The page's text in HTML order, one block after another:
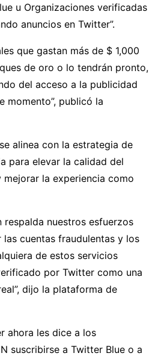
u Organizaciones verificadas
anuncios en Twitter”.
que gastan más de $ 1,000
de oro o lo tendrán pronto,
del acceso a la publicidad
momento”, publicó la
alinea con la estrategia de
para elevar la calidad del
la experiencia como
respalda nuestros esfuerzos
cuentas fraudulentas y los
de estos servicios
por Twitter como una
dijo la plataforma de
ahora les dice a los
suscribirse a Twitter Blue o a